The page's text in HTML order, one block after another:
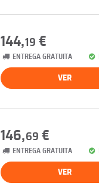
144,19 €
ENTREGA GRATUITA
VER
146,69 €
ENTREGA GRATUITA
VER